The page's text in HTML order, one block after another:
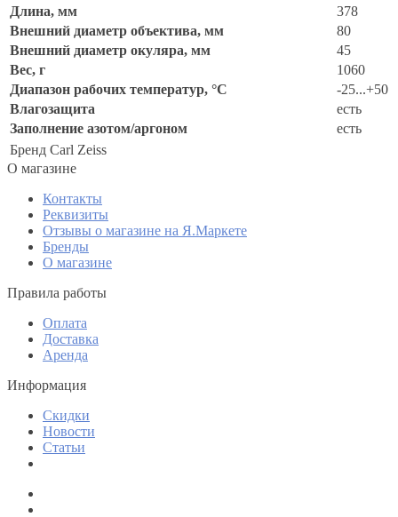
Длина, мм
378
Внешний диаметр объектива, мм
80
Внешний диаметр окуляра, мм
45
Вес, г
1060
Диапазон рабочих температур, °C
-25...+50
Влагозащита
есть
Заполнение азотом/аргоном
есть
Бренд Carl Zeiss
O магазине
Контакты
Реквизиты
Отзывы о магазине на Я.Маркете
Бренды
О магазине
Правила работы
Оплата
Доставка
Аренда
Информация
Скидки
Новости
Статьи